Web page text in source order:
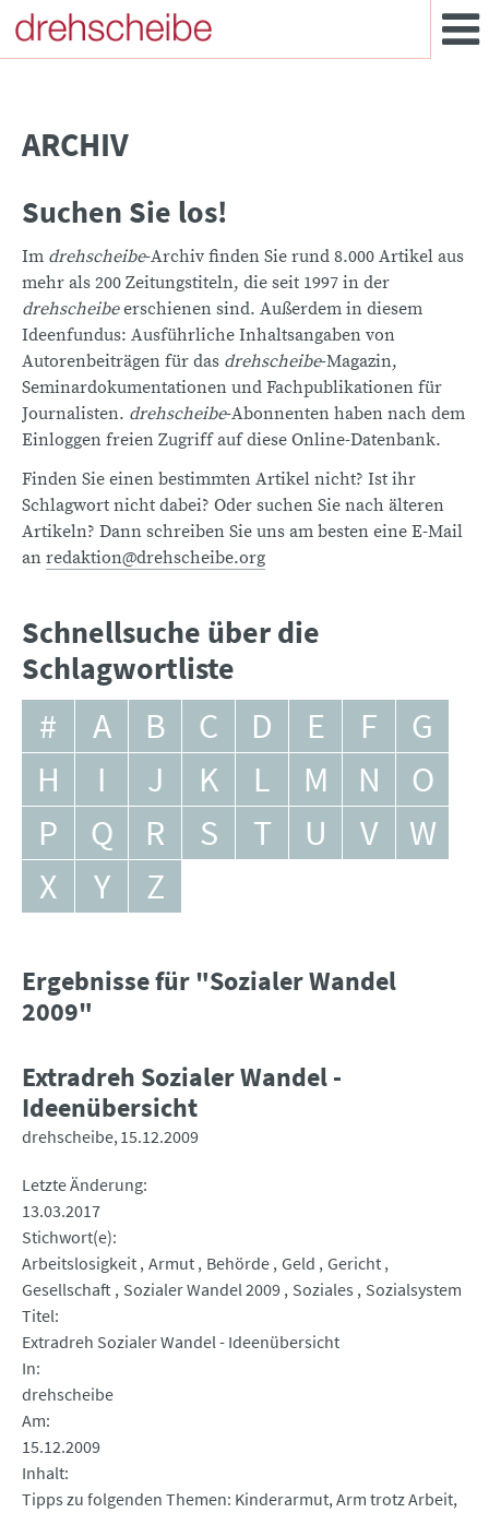
ARCHIV
Suchen Sie los!
Im drehscheibe-Archiv finden Sie rund 8.000 Artikel aus
mehr als 200 Zeitungstiteln, die seit 1997 in der
drehscheibeerschienen sind. Außerdem in diesem
Ideenfundus: Ausführliche Inhaltsangaben von
Autorenbeiträgen für das drehscheibe-Magazin,
Seminardokumentationen und Fachpublikationen für
Journalisten. drehscheibe-Abonnenten haben nach dem
Einloggen freien Zugriff auf diese Online-Datenbank.
Finden Sie einen bestimmten Artikel nicht? Ist ihr
Schlagwort nicht dabei? Oder suchen Sie nach älteren
Artikeln? Dann schreiben Sie uns am besten eine E-Mail
an redaktion@drehscheibe.org
Schnellsuche über die
Schlagwortliste
# A B C D E F
G
H
I J K L M N
O
P
Q R S T U V
W
X
Y Z
Ergebnisse für "Sozialer Wandel
2009"
Extradreh Sozialer Wandel -
Ideenübersicht
drehscheibe 15.12.2009
Letzte Änderung
13.03.2017
Stichwort(e)
Arbeitslosigkeit Armut Behörde Geld Gericht
Gesellschaft Sozialer Wandel 2009 Soziales
Sozialsystem
Titel
Extradreh Sozialer Wandel - Ideenübersicht
In
drehscheibe
Am
15.12.2009
Inhalt
Tipps zu folgenden Themen: Kinderarmut, Arm trotz Arbeit,